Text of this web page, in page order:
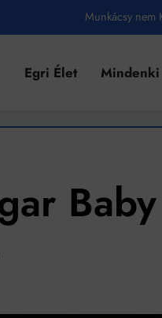
Munkácsy nem
Amikor
Mindenki a világot
Egri Élet Mindenki
Baby